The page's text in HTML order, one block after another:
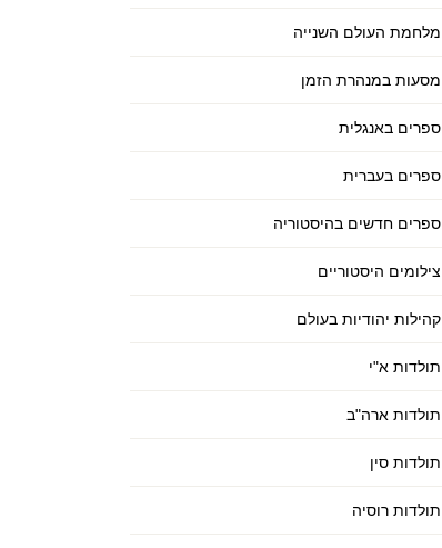
מלחמת העולם השנייה
מסעות במנהרת הזמן
ספרים באנגלית
ספרים בעברית
ספרים חדשים בהיסטוריה
צילומים היסטוריים
קהילות יהודיות בעולם
תולדות א"י
תולדות ארה"ב
תולדות סין
תולדות רוסיה